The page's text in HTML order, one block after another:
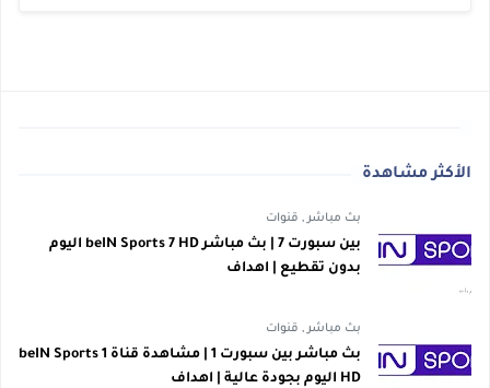
الأكثر مشاهدة
بث مباشر , قنوات
بين سبورت 7 | بث مباشر beIN Sports 7 HD اليوم
بدون تقطيع | اهداف
بث مباشر , قنوات
بث مباشر بين سبورت 1 | مشاهدة قناة beIN Sports 1
HD اليوم بجودة عالية | اهداف